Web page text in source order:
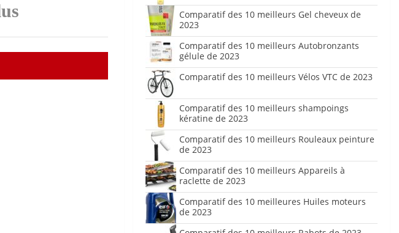
Comparatif des 10 meilleurs Gel cheveux de
2023
Comparatif des 10 meilleurs Autobronzants
gélule de 2023
Comparatif des 10 meilleurs Vélos VTC de 2023
Comparatif des 10 meilleurs shampoings
kératine de 2023
Comparatif des 10 meilleurs Rouleaux peinture
de 2023
Comparatif des 10 meilleurs Appareils à
raclette de 2023
Comparatif des 10 meilleures Huiles moteurs
de 2023